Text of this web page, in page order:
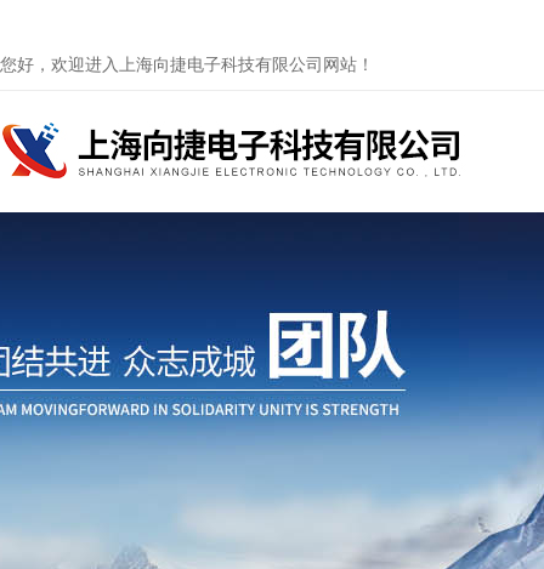
您好，欢迎进入上海向捷电子科技有限公司网站！